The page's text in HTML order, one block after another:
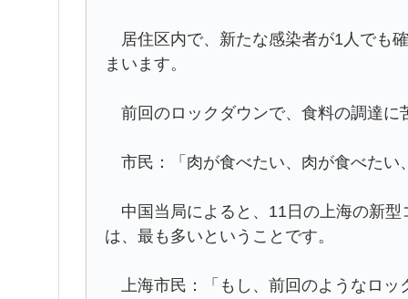
居住区内で、新たな感染者が1人でも
まいます。
前回のロックダウンで、食料の調達に
市民：「肉が食べたい、肉が食べたい
中国当局によると、11日の上海の新型
は、最も多いということです。
上海市民：「もし、前回のようなロッ